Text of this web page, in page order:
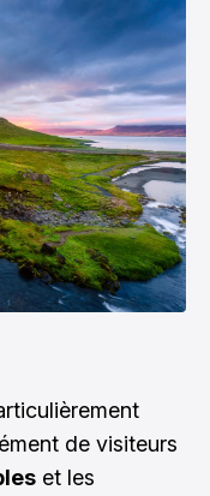
de visiteurs
et les